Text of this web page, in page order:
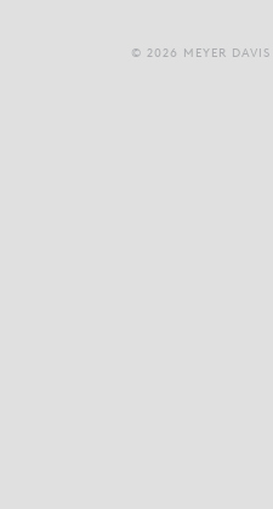
© 2026 MEYER